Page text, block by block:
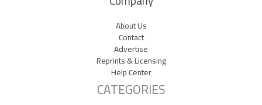
About Us
Contact
Advertise
Reprints & Licensing
Help Center
CATEGORIES